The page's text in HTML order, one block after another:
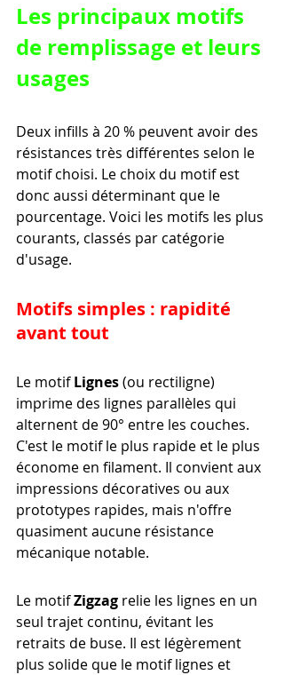
Les principaux motifs
de remplissage et leurs
usages
Deux infills à 20 % peuvent avoir des
résistances très différentes selon le
motif choisi. Le choix du motif est
donc aussi déterminant que le
pourcentage. Voici les motifs les plus
courants, classés par catégorie
d'usage.
Motifs simples : rapidité
avant tout
Le motif Lignes (ou rectiligne)
imprime des lignes parallèles qui
alternent de 90° entre les couches.
C'est le motif le plus rapide et le plus
économe en filament. Il convient aux
impressions décoratives ou aux
prototypes rapides, mais n'offre
quasiment aucune résistance
mécanique notable.
Le motif Zigzag relie les lignes en un
seul trajet continu, évitant les
retraits de buse. Il est légèrement
plus solide que le motif lignes et